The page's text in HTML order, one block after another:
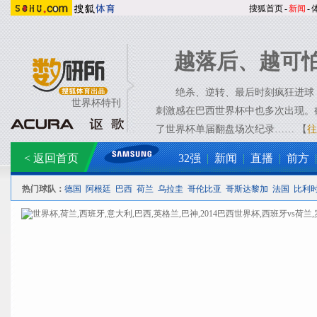
搜狐首页-新闻 -
世界杯特刊
越落后、越可
绝杀、逆转、最后时刻疯狂进球！
刺激感在巴西世界杯中也多次出现
了世界杯单届翻盘场次纪录…… 【
< 返回首页 32强 | 新闻 | 直播 | 前方 |
热门球队： 德国 阿根廷 巴西 荷兰 乌拉圭 哥伦比亚 哥斯达黎加 法国 比利